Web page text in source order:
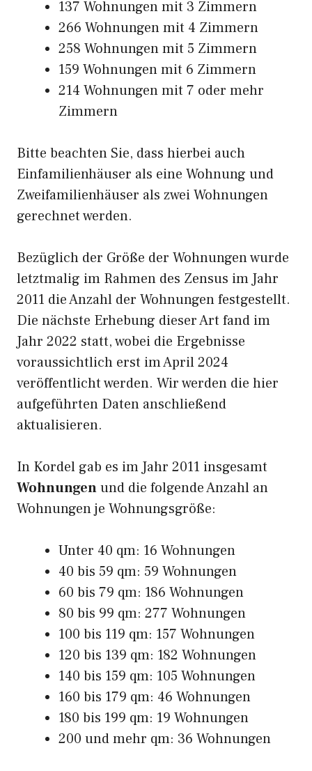
137 Wohnungen mit 3 Zimmern
266 Wohnungen mit 4 Zimmern
258 Wohnungen mit 5 Zimmern
159 Wohnungen mit 6 Zimmern
214 Wohnungen mit 7 oder mehr
Zimmern
Bitte beachten Sie, dass hierbei auch
Einfamilienhäuser als eine Wohnung und
Zweifamilienhäuser als zwei Wohnungen
gerechnet werden.
Bezüglich der Größe der Wohnungen wurde
letztmalig im Rahmen des Zensus im Jahr
2011 die Anzahl der Wohnungen festgestellt.
Die nächste Erhebung dieser Art fand im
Jahr 2022 statt, wobei die Ergebnisse
voraussichtlich erst im April 2024
veröffentlicht werden. Wir werden die hier
aufgeführten Daten anschließend
aktualisieren.
In Kordel gab es im Jahr 2011 insgesamt
Wohnungenund die folgende Anzahl an
Wohnungen je Wohnungsgröße:
Unter 40 qm: 16 Wohnungen
40 bis 59 qm: 59 Wohnungen
60 bis 79 qm: 186 Wohnungen
80 bis 99 qm: 277 Wohnungen
100 bis 119 qm: 157 Wohnungen
120 bis 139 qm: 182 Wohnungen
140 bis 159 qm: 105 Wohnungen
160 bis 179 qm: 46 Wohnungen
180 bis 199 qm: 19 Wohnungen
200 und mehr qm: 36 Wohnungen